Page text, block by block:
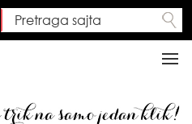
Search form
Pretraga sajta